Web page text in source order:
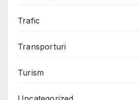
Trafic
Transporturi
Turism